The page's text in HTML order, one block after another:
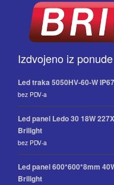
Izdvojeno iz ponude
Led traka 5050HV-60-W
bez PDV-a
Led panel Ledo 30 18W
Brilight
bez PDV-a
Led panel 600*600*8mm
Brilight